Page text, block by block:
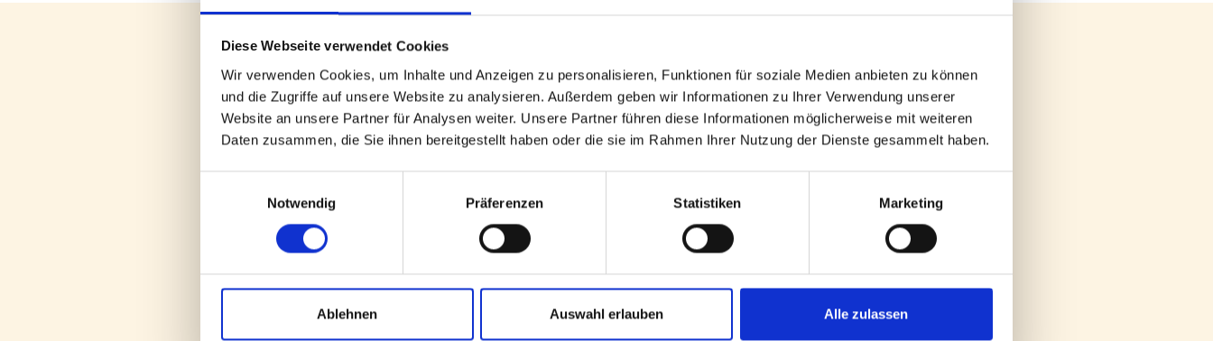
Diese Webseite verwendet Cookies
Wir verwenden Cookies, um Inhalte und Anzeigen zu personalisieren, Funktionen für soziale Medien anbieten zu können
und die Zugriffe auf unsere Website zu analysieren. Außerdem geben wir Informationen zu Ihrer Verwendung unserer
Website an unsere Partner für Analysen weiter. Unsere Partner führen diese Informationen möglicherweise mit weiteren
Daten zusammen, die Sie ihnen bereitgestellt haben oder die sie im Rahmen Ihrer Nutzung der Dienste gesammelt haben.
Notwendig
Präferenzen Statistiken Marketing
Ablehnen Auswahl erlauben Alle zulassen
Bienen-News abonnieren
4-6 Mal pro Jahr werden dich News über das Bienenleben, die Honigproduktion und natürlich
die Verfügbarkeit von Honig erreichen. Trag dich gern ein und du erfährst als Erste/r, wenn die
süße Versuchung wieder zur Verfügung steht.